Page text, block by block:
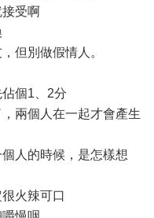
受啊
但別做假情人。
個1、2分
兩個人在一起才會產生
人的時候，是怎樣想
火辣可口